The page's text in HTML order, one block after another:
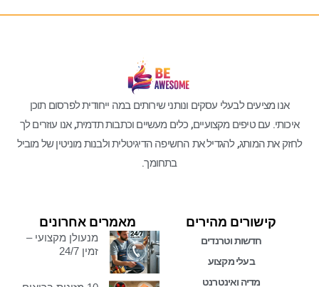
אנו מציעים לבעלי עסקים ונותני שירותים במה ייחודית לפרסום תוכן
איכותי. עם טיפים מקצועיים, כלים מעשיים וכתבות תדמית, אנו עוזרים לך
לחזק את המותג, להגדיל את החשיפה הדיגיטלית ולבנות מוניטין של מוביל
בתחומך.
קישורים מהירים
חדשות וטרנדים
בעלי מקצוע
מדיה ואינטרנט
מאמרים אחרונים
מנעולן מקצועי –
זמין 24/7